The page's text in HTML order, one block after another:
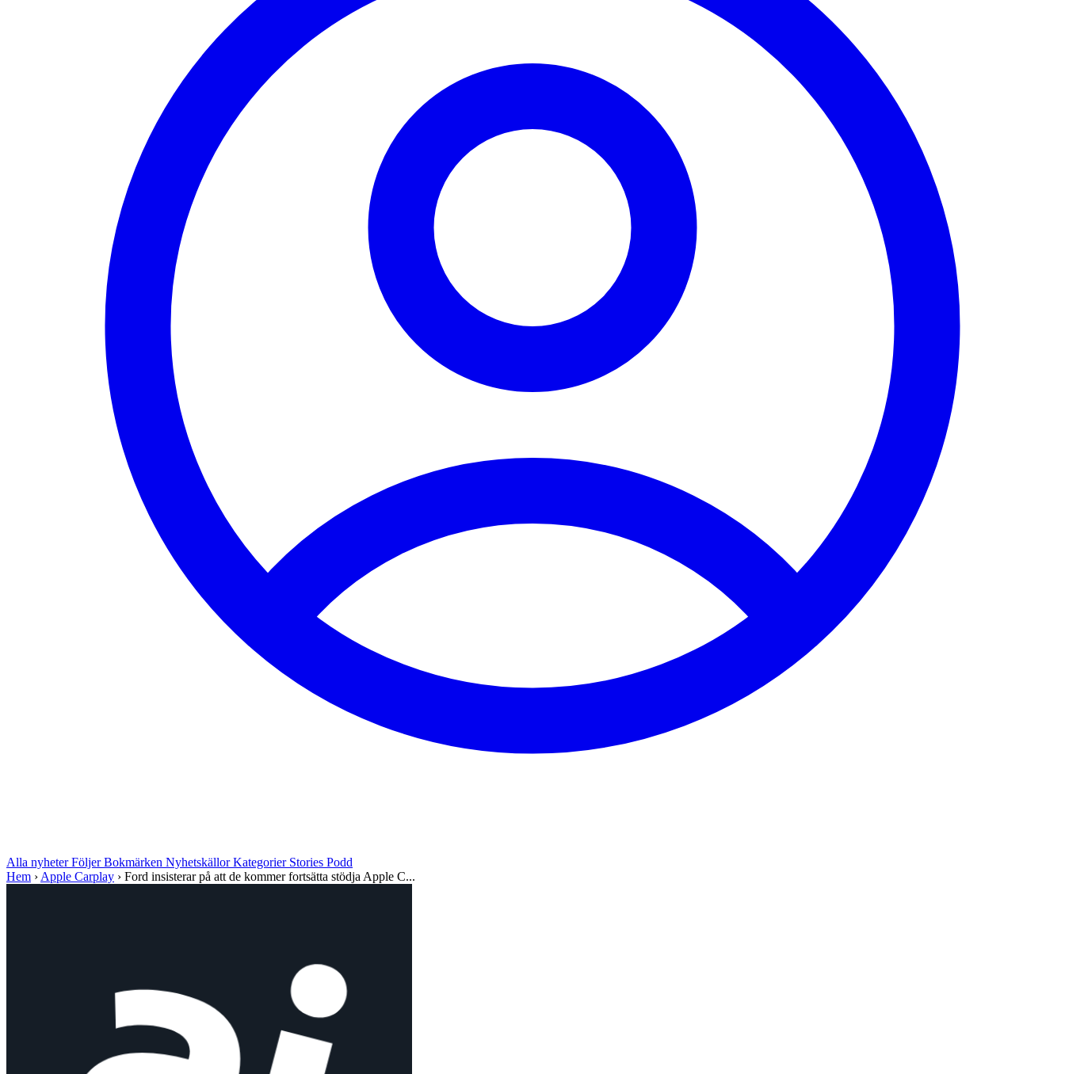
Alla nyheterFöljerBokmärken NyhetskällorKategorier Stories Podd
Hem › Apple Carplay › Ford insisterar på att de kommer fortsätta stödja Apple C...